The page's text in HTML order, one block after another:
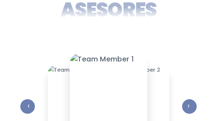
ASESORES
‹ ›